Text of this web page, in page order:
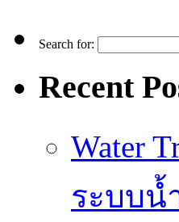
Search for:
Recent
Water
ระบบน้